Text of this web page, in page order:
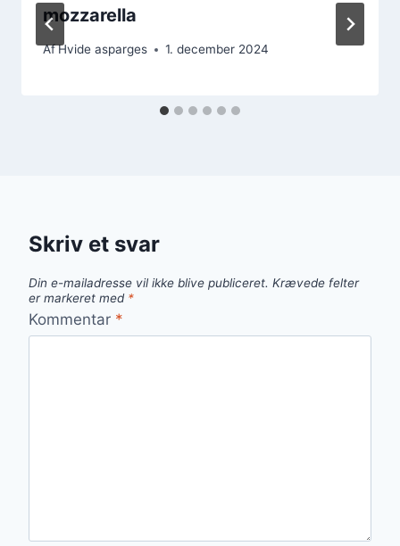
mozzarella
AfHvide asparges 1. december 2024
Skriv et svar
Din e-mailadresse vil ikke blive publiceret. Krævede felter
er markeret med *
Kommentar *